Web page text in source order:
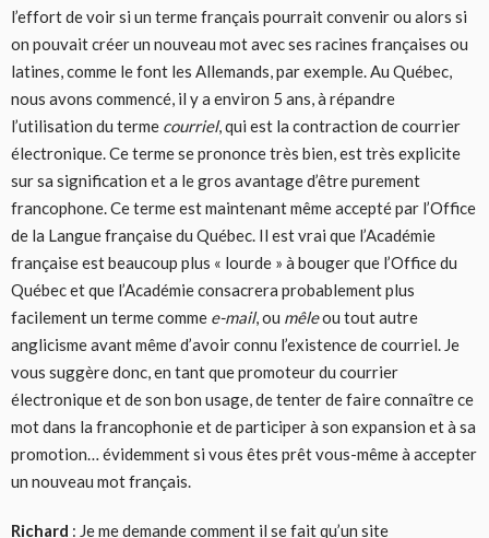
l’effort de voir si un terme français pourrait convenir ou alors si
on pouvait créer un nouveau mot avec ses racines françaises ou
latines, comme le font les Allemands, par exemple. Au Québec,
nous avons commencé, il y a environ 5 ans, à répandre
l’utilisation du terme courriel, qui est la contraction de courrier
électronique. Ce terme se prononce très bien, est très explicite
sur sa signification et a le gros avantage d’être purement
francophone. Ce terme est maintenant même accepté par l’Office
de la Langue française du Québec. Il est vrai que l’Académie
française est beaucoup plus « lourde » à bouger que l’Office du
Québec et que l’Académie consacrera probablement plus
facilement un terme comme e-mail, ou mêleou tout autre
anglicisme avant même d’avoir connu l’existence de courriel. Je
vous suggère donc, en tant que promoteur du courrier
électronique et de son bon usage, de tenter de faire connaître ce
mot dans la francophonie et de participer à son expansion et à sa
promotion… évidemment si vous êtes prêt vous-même à accepter
un nouveau mot français.
Richard : Je me demande comment il se fait qu’un site